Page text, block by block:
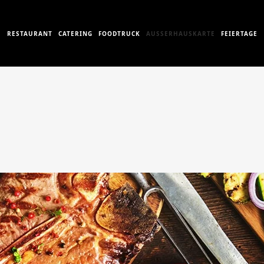
RESTAURANT CATERING FOODTRUCK AUSSERHAUSKARTE FEIERTAGE